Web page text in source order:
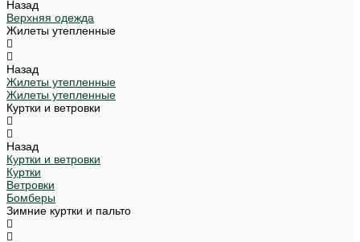
Назад
Верхняя одежда
Жилеты утепленные
Назад
Жилеты утепленные
Жилеты утепленные
Куртки и ветровки
Назад
Куртки и ветровки
Куртки
Ветровки
Бомберы
Зимние куртки и пальто